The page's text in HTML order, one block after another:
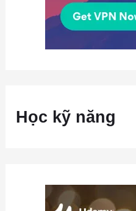
Học kỹ năng